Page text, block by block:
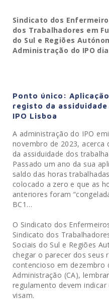
Sindicato dos
dos Trabalhadores em
do Sul e Regiões
Administração do IPO
Ponto único:
registo da
IPO Lisboa
A administração do IPO
novembro de 2023,
da assiduidade dos
Passado um ano da sua
saldo das horas
colocado a zero e que as
anteriores foram
BC1…
O Sindicato dos
Sindicato dos
Sociais do Sul e Regiões
chegar o parecer dos seus
contencioso em dezembro
Administração (CA),
regulamento devem
visam.